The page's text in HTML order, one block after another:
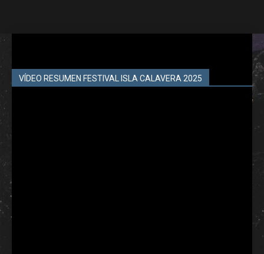
VÍDEO RESUMEN FESTIVAL ISLA CALAVERA 2025